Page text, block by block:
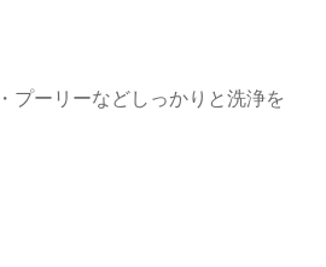
プーリーなどしっかりと洗浄を